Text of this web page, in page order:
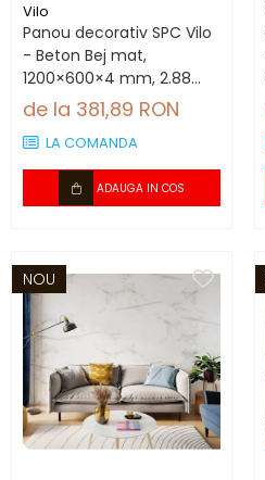
Vilo
Panou decorativ SPC Vilo
- Beton Bej mat,
1200×600×4 mm, 2.88
mp/cutie (4 panouri)
de la 381,89 RON
LA COMANDA
ADAUGA IN COS
NOU